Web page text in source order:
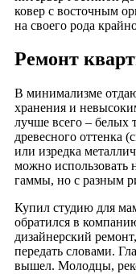
ковер с восточным
на своего рода
Ремонт
В минимализме
хранения и
лучше всего – белых
древесного оттенка
или изредка
можно использовать
гаммы, но с разным
Купил студию для
обратился в
дизайнерский
передать словами.
вышел. Молодцы,